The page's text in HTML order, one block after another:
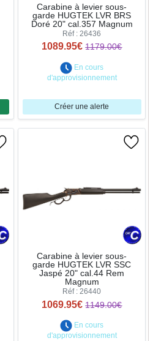
Carabine à levier sous-
garde HUGTEK LVR BRS
Doré 20" cal.357 Magnum
Réf : 26436
1089.95€ 1179.00€
En cours
d'approvisionnement
Créer une alerte
Carabine à levier sous-
garde HUGTEK LVR SSC
Jaspé 20" cal.44 Rem
Magnum
Réf : 26440
1069.95€ 1149.00€
En cours
d'approvisionnement